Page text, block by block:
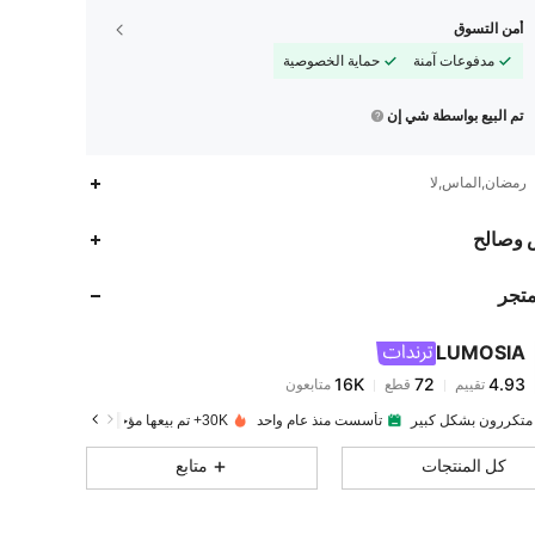
أمن التسوق
مدفوعات آمنة
حماية الخصوصية
تم البيع بواسطة شي إن
رمضان,الماس,لا
وصالح
LUMOSIA
4.93
4.93
72قطع
r***d تم دفعمنذ 1 يوم
متكررون بشكل كبير تأسست منذ عام واحد 30K+ تم بيعها مؤخرًا
كل المنتجات متابع